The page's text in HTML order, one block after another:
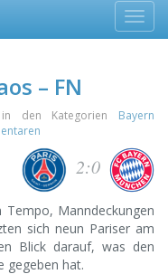
– FN
in den Kategorien Bayern
2:0
Tempo, Manndeckungen
sich neun Pariser am
Blick darauf, was den
gegeben hat.